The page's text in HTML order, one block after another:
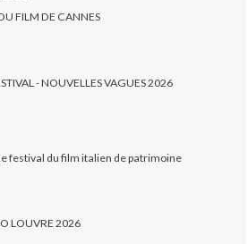
FILM DE CANNES
- NOUVELLES VAGUES 2026
festival du film italien de patrimoine
LOUVRE 2026